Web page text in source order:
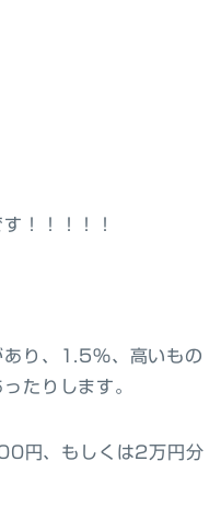
！！！！！
あり、1.5%、高いもの
たりします。
円、もしくは2万円分